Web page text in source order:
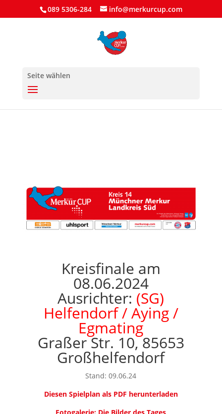
089 5306-284 info@merkurcup.com
Seite wählen
Kreisfinale am
08.06.2024
Ausrichter: (SG)
Helfendorf / Aying /
Egmating
Graßer Str. 10, 85653
Großhelfendorf
Stand: 09.06.24
Diesen Spielplan als PDF herunterladen